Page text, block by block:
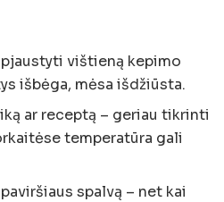
vištieną kepimo
išbėga, mėsa išdžiūsta.
ar receptą – geriau tikrinti
temperatūra gali
spalvą – net kai